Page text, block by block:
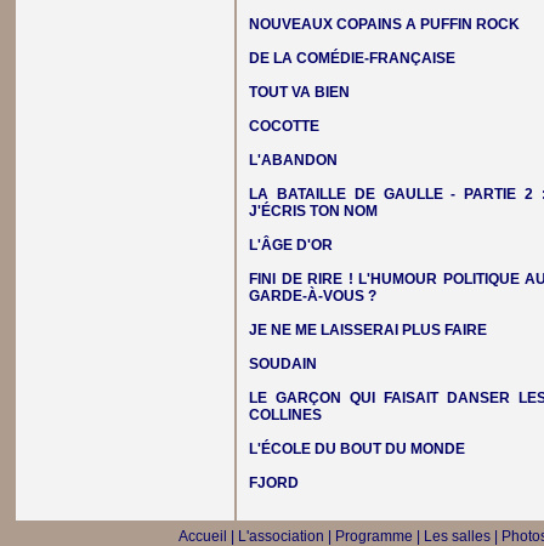
NOUVEAUX COPAINS A PUFFIN ROCK
DE LA COMÉDIE-FRANÇAISE
TOUT VA BIEN
COCOTTE
L'ABANDON
LA BATAILLE DE GAULLE - PARTIE 2
J'ÉCRIS TON NOM
L'ÂGE D'OR
FINI DE RIRE ! L'HUMOUR POLITIQUE
GARDE-À-VOUS ?
JE NE ME LAISSERAI PLUS FAIRE
SOUDAIN
LE GARÇON QUI FAISAIT DANSER
COLLINES
L'ÉCOLE DU BOUT DU MONDE
FJORD
Accueil L'association Programme Les salles|